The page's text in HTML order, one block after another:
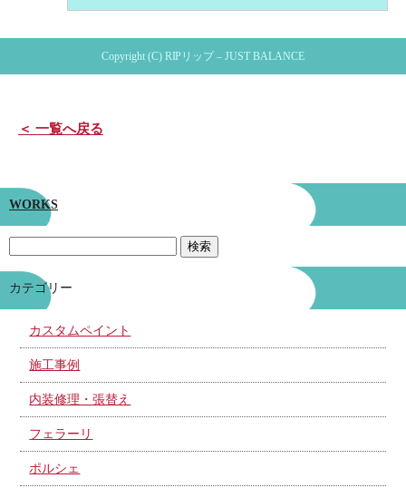
Copyright (C) RIPリップ – JUST BALANCE
＜ 一覧へ戻る
WORKS
カテゴリー
カスタムペイント
施工事例
内装修理・張替え
フェラーリ
ポルシェ